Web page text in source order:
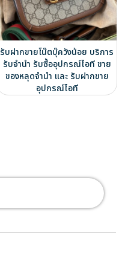
รับฝากขายโน๊ตบุ๊ควังน้อย บริการ
รับจำนำ รับซื้ออุปกรณ์ไอที ขาย
ของหลุดจำนำ และ รับฝากขาย
อุปกรณ์ไอที